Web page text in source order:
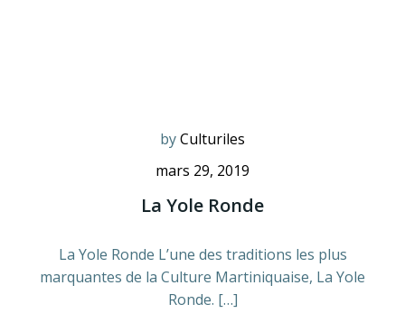
byCulturiles
mars 29, 2019
La Yole Ronde
La Yole Ronde L’une des traditions les plus
marquantes de la Culture Martiniquaise, La Yole
Ronde. […]